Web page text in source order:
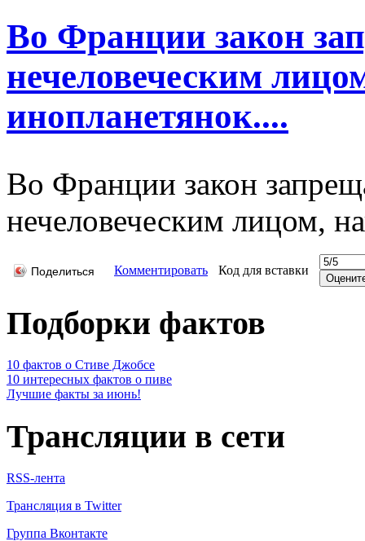
Во Франции закон
нечеловеческим
инопланетянок....
Во Франции закон
нечеловеческим лицом,
Поделиться Комментировать Код для вставки
Подборки фактов
10 фактов о Стиве Джобсе
10 интересных фактов о пиве
Лучшие факты за июнь!
Трансляции в сети
RSS-лента
Трансляция в Twitter
Группа Вконтакте